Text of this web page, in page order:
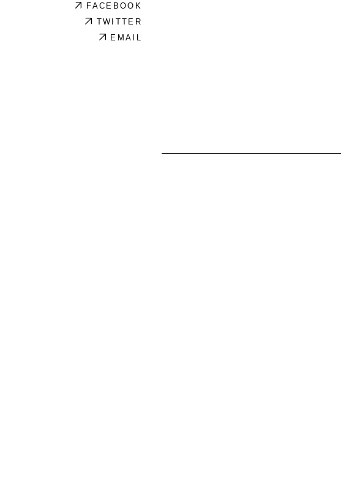
FACEBOOK
TWITTER
EMAIL